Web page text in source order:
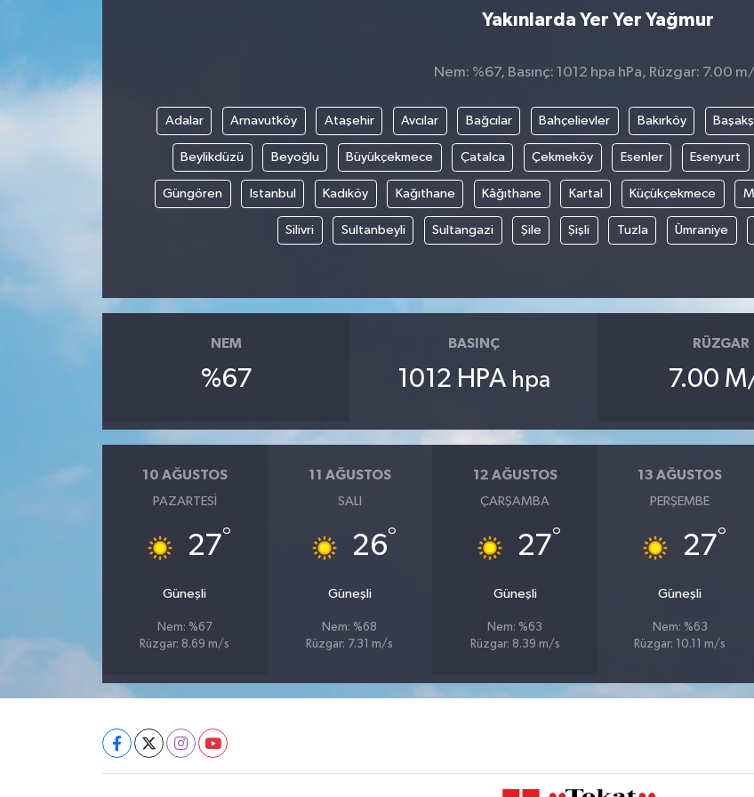
Yakınlarda Yer Yer Yağmur
Nem: %67, Basınç: 1012 hpa hPa, Rüzgar: 7.00
Adalar Arnavutköy Ataşehir Avcılar Bağcılar Bahçelievler Bakırköy
Beylikdüzü Beyoğlu Büyükçekmece Çatalca Çekmeköy Esenler Esenyurt
Güngören Istanbul Kadıköy Kağıthane Kâğıthane Kartal Küçükçekmece
Silivri Sultanbeyli Sultangazi Şile Şişli Tuzla Ümraniye
NEM
%67
BASINÇ
1012 HPA hpa
RÜZGAR
7.00
10 AĞUSTOS
PAZARTESI
27°
Güneşli
Nem: %67
Rüzgar: 8.69 m/s
11 AĞUSTOS
SALI
26°
Güneşli
Nem: %68
Rüzgar: 7.31 m/s
12 AĞUSTOS
ÇARŞAMBA
27°
Güneşli
Nem: %63
Rüzgar: 8.39 m/s
13 AĞUSTOS
PERŞEMBE
27°
Güneşli
Nem: %63
Rüzgar: 10.11 m/s
Sağlık